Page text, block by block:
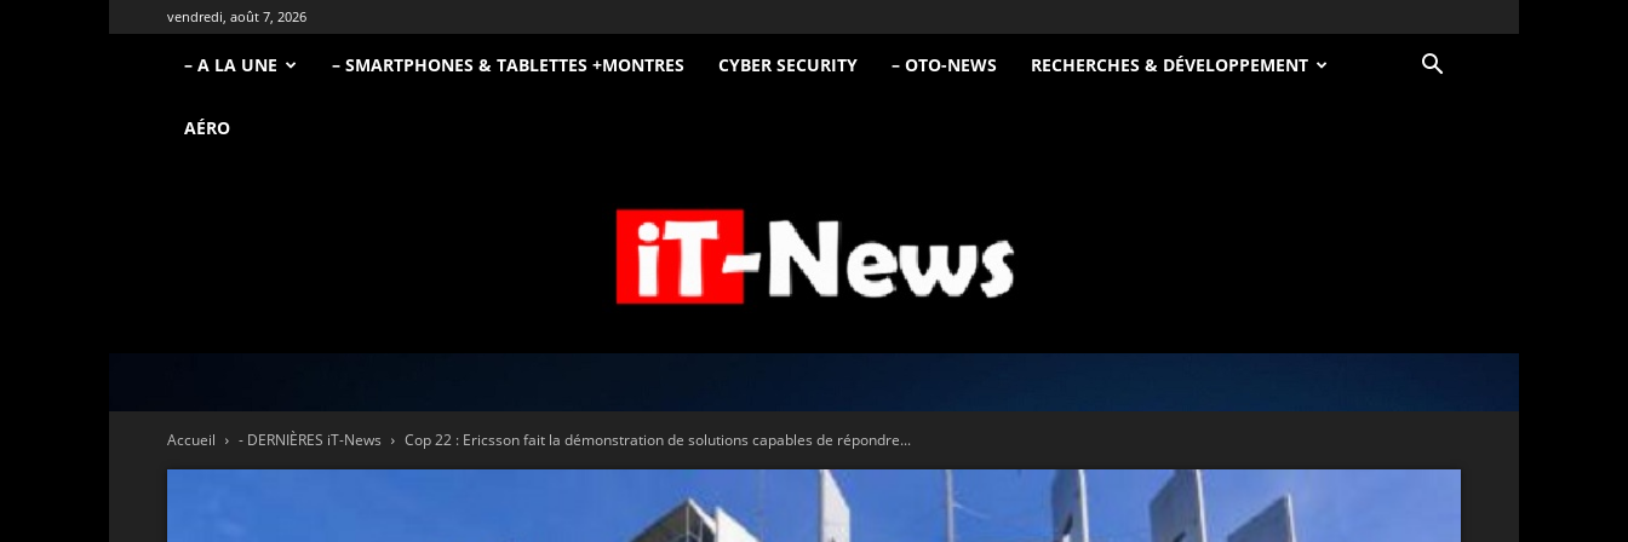
vendredi, août 7, 2026
– A LA UNE – SMARTPHONES & TABLETTES +MONTRES CYBER SECURITY – OTO-NEWS RECHERCHES & DÉVELOPPEMENT
AÉRO
iT
Accueil
- DERNIÈRES iT-News Cop 22 : Ericsson fait la démonstration de solutions capables de répondre...